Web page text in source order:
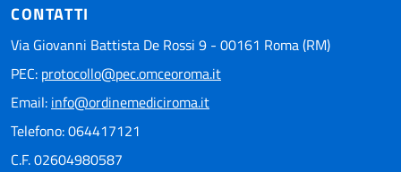
CONTATTI
Via Giovanni Battista De Rossi 9 - 00161 Roma (RM)
PEC: protocollo@pec.omceoroma.it
Email: info@ordinemediciroma.it
Telefono: 064417121
C.F. 02604980587